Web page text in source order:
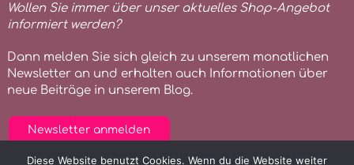
Wollen Sie immer über unser aktuelles Shop-Angebot
informiert werden?
Dann melden Sie sich gleich zu unserem monatlichen
Newsletter an und erhalten auch Informationen über
neue Beiträge in unserem Blog.
Newsletter anmelden
Diese Website benutzt Cookies. Wenn du die Website weiter